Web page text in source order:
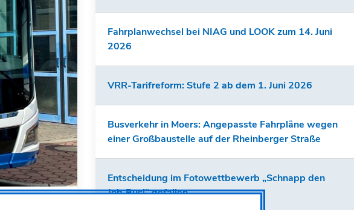
Fahrplanwechsel bei NIAG und LOOK zum 14. Juni
2026
VRR-Tarifreform: Stufe 2 ab dem 1. Juni 2026
Busverkehr in Moers: Angepasste Fahrpläne wegen
einer Großbaustelle auf der Rheinberger Straße
Entscheidung im Fotowettbewerb „Schnapp den
Job‑Bus!“ gefallen